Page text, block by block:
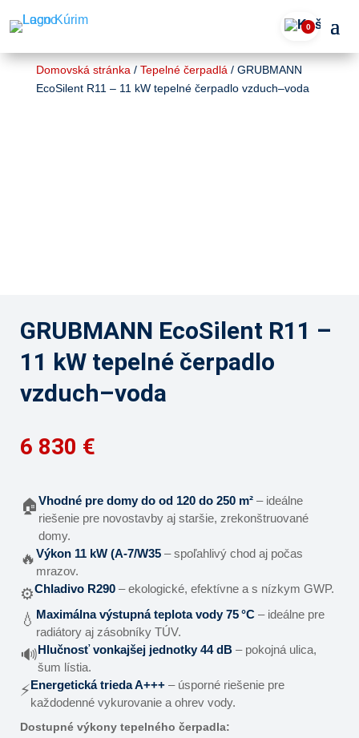
0
Domovská stránka / Tepelné čerpadlá / GRUBMANN
EcoSilent R11 – 11 kW tepelné čerpadlo vzduch–voda
GRUBMANN EcoSilent R11 –
11 kW tepelné čerpadlo
vzduch–voda
6 830 €
🏠Vhodné pre domy do od 120 do 250 m² – ideálne
riešenie pre novostavby aj staršie, zrekonštruované
domy.
🔥Výkon 11 kW (A-7/W35 – spoľahlivý chod aj počas
mrazov.
⚙️Chladivo R290 – ekologické, efektívne a s nízkym GWP.
💧 Maximálna výstupná teplota vody 75 °C – ideálne pre
radiátory aj zásobníky TÚV.
🔊Hlučnosť vonkajšej jednotky 44 dB – pokojná ulica,
šum lístia.
⚡Energetická trieda A+++ – úsporné riešenie pre
každodenné vykurovanie a ohrev vody.
Dostupné výkony tepelného čerpadla: